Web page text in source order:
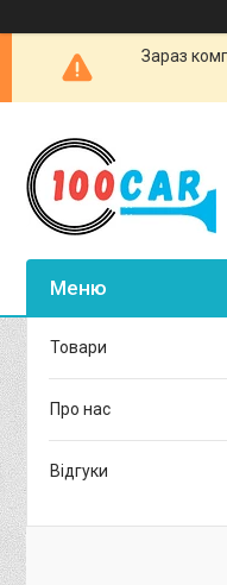
Зараз
Товари
Про нас
Відгуки